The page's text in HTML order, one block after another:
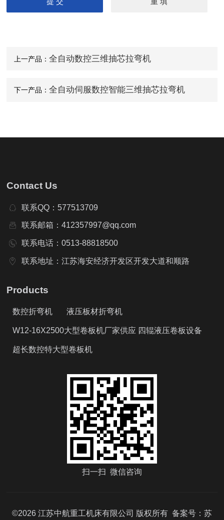
上一产品： 全自动数控三维抽芯拉弯机
下一产品： 全自动伺服数控智能三维抽芯拉弯机
Contact Us
联系QQ：577513709
联系邮箱：412357997@qq.com
联系电话：0513-88818500
联系地址：江苏海安经济开发区开发大道和顺路
Products
数控折弯机 液压板材折弯机
W12-16X2500大型卷板机厂家供应 四辊液压卷板设备
超长数控特大型卷板机
扫一扫 微信咨询
©2026 江苏中航重工机床有限公司 版权所有 备案号： 苏